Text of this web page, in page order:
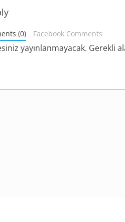
(0) Facebook Comments
yayınlanmayacak. Gerekli